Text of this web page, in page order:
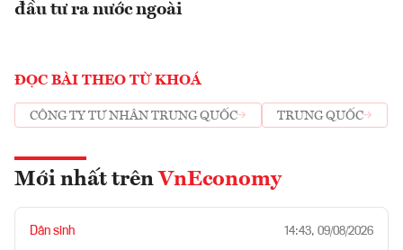
đầu tư ra nước ngoài
ĐỌC BÀI THEO TỪ KHOÁ
CÔNG TY TƯ NHÂN TRUNG QUỐC TRUNG QUỐC
Mới nhất trên VnEconomy
Dân sinh 14:43, 09/08/2026